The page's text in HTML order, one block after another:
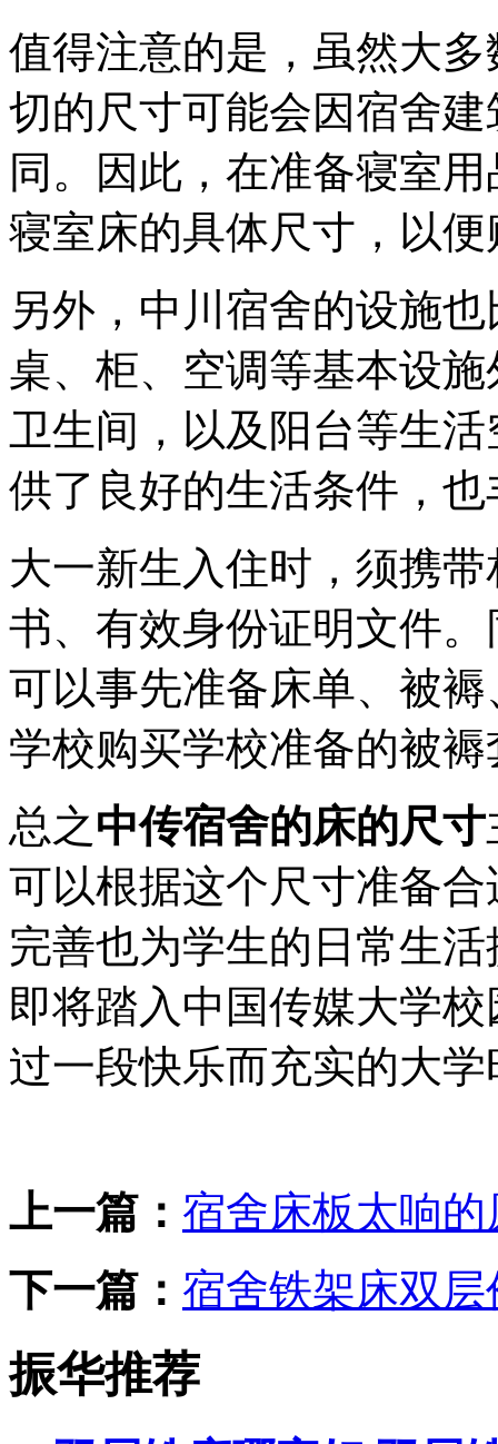
值得注意的是，虽然大
切的尺寸可能会因宿舍
同。因此，在准备寝室
寝室床的具体尺寸，以
另外，中川宿舍的设施
桌、柜、空调等基本设
卫生间，以及阳台等生
供了良好的生活条件，
大一新生入住时，须携
书、有效身份证明文件
可以事先准备床单、被
学校购买学校准备的被褥
总之中传宿舍的床的尺寸
可以根据这个尺寸准备
完善也为学生的日常生
即将踏入中国传媒大学
过一段快乐而充实的大学
上一篇： 宿舍床板太响
下一篇： 宿舍铁架床双
振华推荐